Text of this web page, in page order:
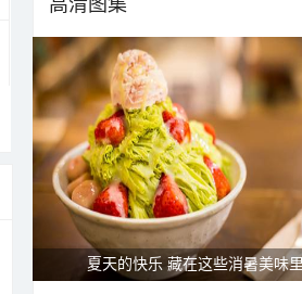
高清图集
广西南宁：盛夏里的“绿野仙踪”